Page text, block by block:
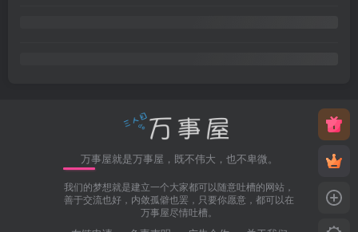
万事屋就是万事屋，既不伟大，也不卑微。
我们的梦想就是建立一个大家都可以随意吐槽的网站，
善于交流也好，内敛孤僻也罢，只要你愿意，都可以在
万事屋尽情吐槽。